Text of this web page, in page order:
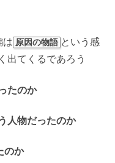
は 原因の物語 という感
出てくるであろう
たのか
人物だったのか
のか